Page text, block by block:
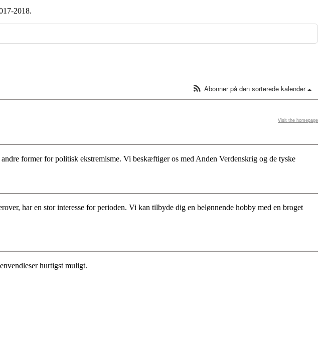
2018.
Abonner på den sorterede kalender
Visit the homepage
former for politisk ekstremisme. Vi beskæftiger os med Anden Verdenskrig og de tyske
har en stor interesse for perioden. Vi kan tilbyde dig en belønnende hobby med en broget
hurtigst muligt.